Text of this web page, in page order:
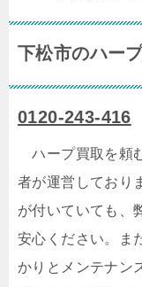
下松市のハー
0120-243-416
ハープ買取を頼
者が運営しており
が付いていても、
安心ください。ま
かりとメンテナン